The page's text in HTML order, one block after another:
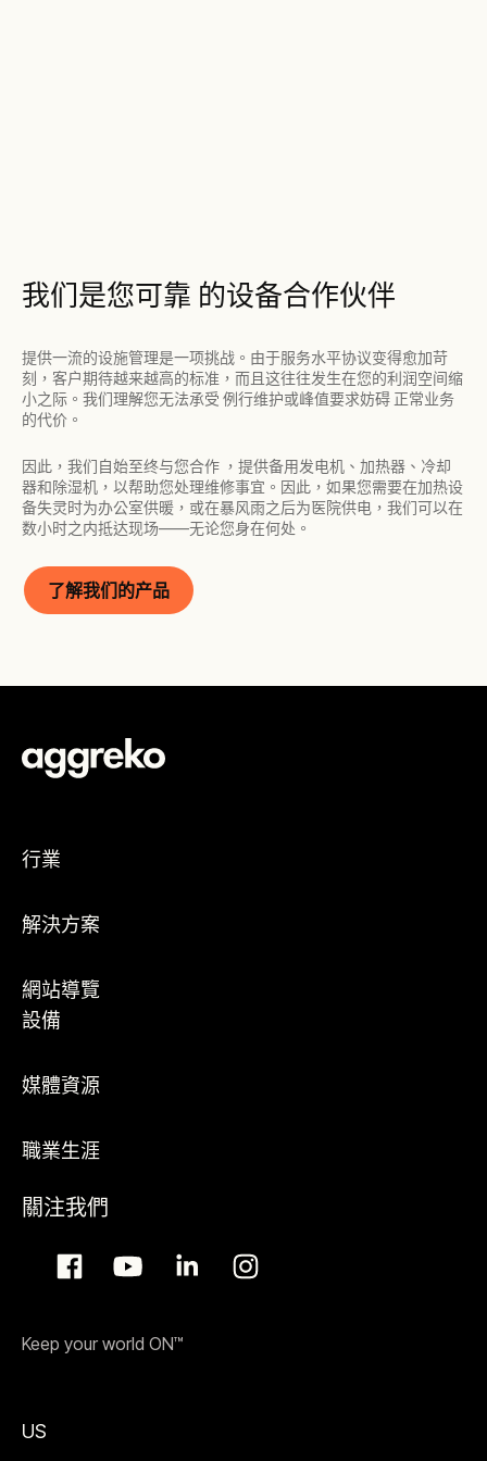
我们是您可靠 的设备合作伙伴
提供一流的设施管理是一项挑战。由于服务水平协议变得愈加苛
刻，客户期待越来越高的标准，而且这往往发生在您的利润空间缩
小之际。我们理解您无法承受 例行维护或峰值要求妨碍 正常业务
的代价。
因此，我们自始至终与您合作 ，提供备用发电机、加热器、冷却
器和除湿机，以帮助您处理维修事宜。因此，如果您需要在加热设
备失灵时为办公室供暖，或在暴风雨之后为医院供电，我们可以在
数小时之内抵达现场——无论您身在何处。
了解我们的产品
行業
解決方案
網站導覽
設備
媒體資源
職業生涯
關注我們
Keep your world ON™
US